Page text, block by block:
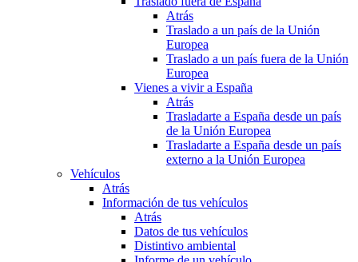
Atrás
Traslado a un país de la Unión
Europea
Traslado a un país fuera de la Unión
Europea
Vienes a vivir a España
Atrás
Trasladarte a España desde un país
de la Unión Europea
Trasladarte a España desde un país
externo a la Unión Europea
Vehículos
Atrás
Información de tus vehículos
Atrás
Datos de tus vehículos
Distintivo ambiental